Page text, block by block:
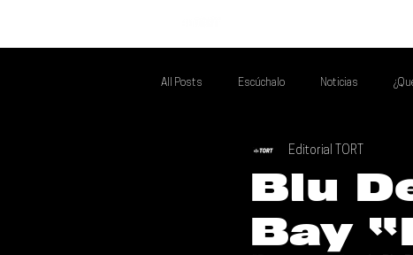
All Posts Escúchalo Noticias
Si Te Gusta... Te Recomendamos A...
Poder Latino Que Descubrir Mejores de
Blu
Bay
Editorial TORT